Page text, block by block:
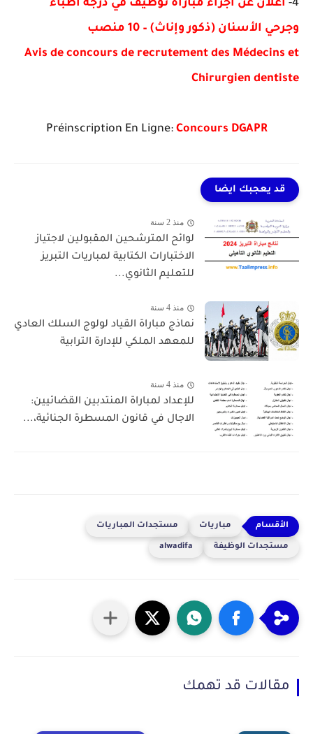
4-
اعلان عن اجراء مباراة توظيف في درجة أطباء
وجرحي الأسنان (ذكور وإناث) – 10 منصب
Avis de concours de recrutement des Médecins et
Chirurgien dentiste
Préinscription En Ligne: Concours DGAPR
قد يعجبك ايضا
منذ 2 سنة
​لوائح المترشحين المقبولين لاجتياز
الاختبارات الكتابية لمباريات التبريز
للتعليم الثانوي...
منذ 4 سنة
نماذج مباراة القياد لولوج السلك العادي
للمعهد الملكي للإدارة الترابية
منذ 4 سنة
للإعداد لمباراة المنتدبين القضائيين:
الاجال في قانون المسطرة الجنائية،...
مباريات مستجدات المباريات
مستجدات الوظيفة alwadifa
مقالات قد تهمك